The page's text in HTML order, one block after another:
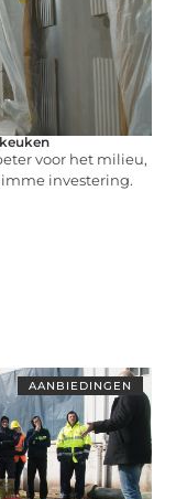
voor het milieu,
investering.
AANBIEDINGEN